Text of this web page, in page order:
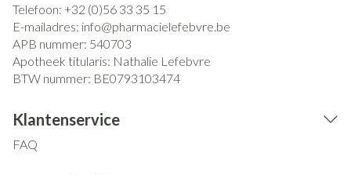
Telefoon: +32 (0)56 33 35 15
E-mailadres: info@pharmacielefebvre.be
APB nummer: 540703
Apotheek titularis: Nathalie Lefebvre
BTW nummer: BE0793103474
Klantenservice
FAQ